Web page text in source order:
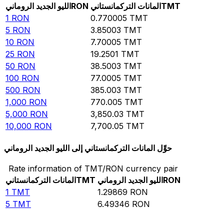
الليو الجديد الرومانيRON المانات التركمانستانيTMT
1 RON 0.770005 TMT
5 RON 3.85003 TMT
10 RON 7.70005 TMT
25 RON 19.2501 TMT
50 RON 38.5003 TMT
100 RON 77.0005 TMT
500 RON 385.003 TMT
1,000 RON 770.005 TMT
5,000 RON 3,850.03 TMT
10,000 RON 7,700.05 TMT
حوِّل المانات التركمانستاني إلى الليو الجديد الروماني
Rate information of TMT/RON currency pair
المانات التركمانستانيTMT الليو الجديد الرومانيRON
1 TMT 1.29869 RON
5 TMT 6.49346 RON